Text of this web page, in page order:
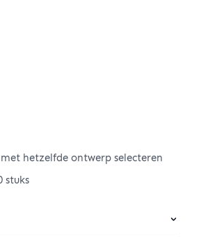
hetzelfde ontwerp selecteren
stuks